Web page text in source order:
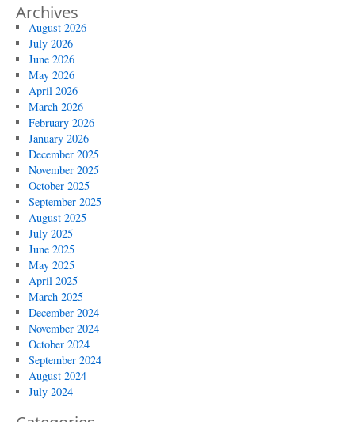
Archives
August 2026
July 2026
June 2026
May 2026
April 2026
March 2026
February 2026
January 2026
December 2025
November 2025
October 2025
September 2025
August 2025
July 2025
June 2025
May 2025
April 2025
March 2025
December 2024
November 2024
October 2024
September 2024
August 2024
July 2024